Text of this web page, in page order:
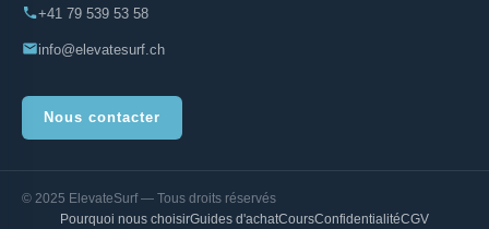
+41 79 539 53 58
info@elevatesurf.ch
Nous contacter
© 2025 ElevateSurf — Tous droits réservés
Pourquoi nous choisirGuides d'achatCoursConfidentialitéCGV